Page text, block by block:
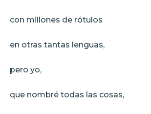
con millones de rótulos
en otras tantas lenguas,
pero yo,
que nombré todas las cosas,